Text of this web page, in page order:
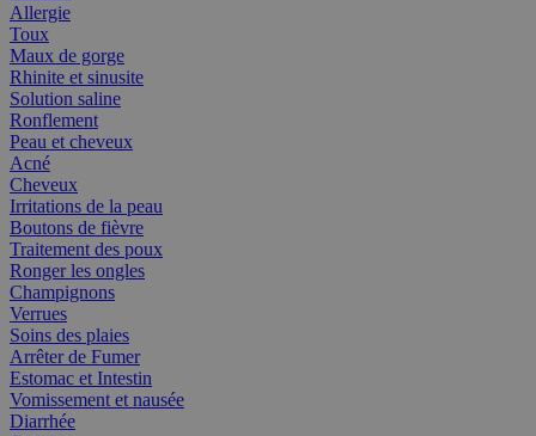
Allergie
Toux
Maux de gorge
Rhinite et sinusite
Solution saline
Ronflement
Peau et cheveux
Acné
Cheveux
Irritations de la peau
Boutons de fièvre
Traitement des poux
Ronger les ongles
Champignons
Verrues
Soins des plaies
Arrêter de Fumer
Estomac et Intestin
Vomissement et nausée
Diarrhée